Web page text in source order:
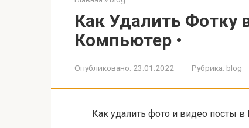
Как Удалить Фотку
Компьютер •
Опубликовано: 23.01.2022 Рубрика: blog
Как удалить фото и видео посты